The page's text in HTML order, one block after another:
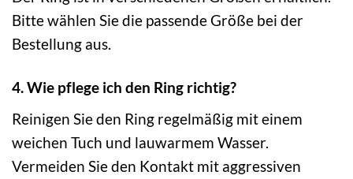
Bitte wählen Sie die passende Größe bei der
Bestellung aus.
4. Wie pflege ich den Ring richtig?
Reinigen Sie den Ring regelmäßig mit einem
weichen Tuch und lauwarmem Wasser.
Vermeiden Sie den Kontakt mit aggressiven